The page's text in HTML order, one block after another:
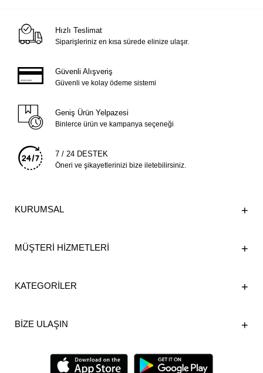
Hızlı Teslimat
Siparişleriniz en kısa sürede elinize ulaşır.
Güvenli Alışveriş
Güvenli ve kolay ödeme sistemi
Geniş Ürün Yelpazesi
Binlerce ürün ve kampanya seçeneği
7 / 24 DESTEK
Öneri ve şikayetlerinizi bize iletebilirsiniz.
KURUMSAL
MÜŞTERİ HİZMETLERİ
KATEGORİLER
BİZE ULAŞIN